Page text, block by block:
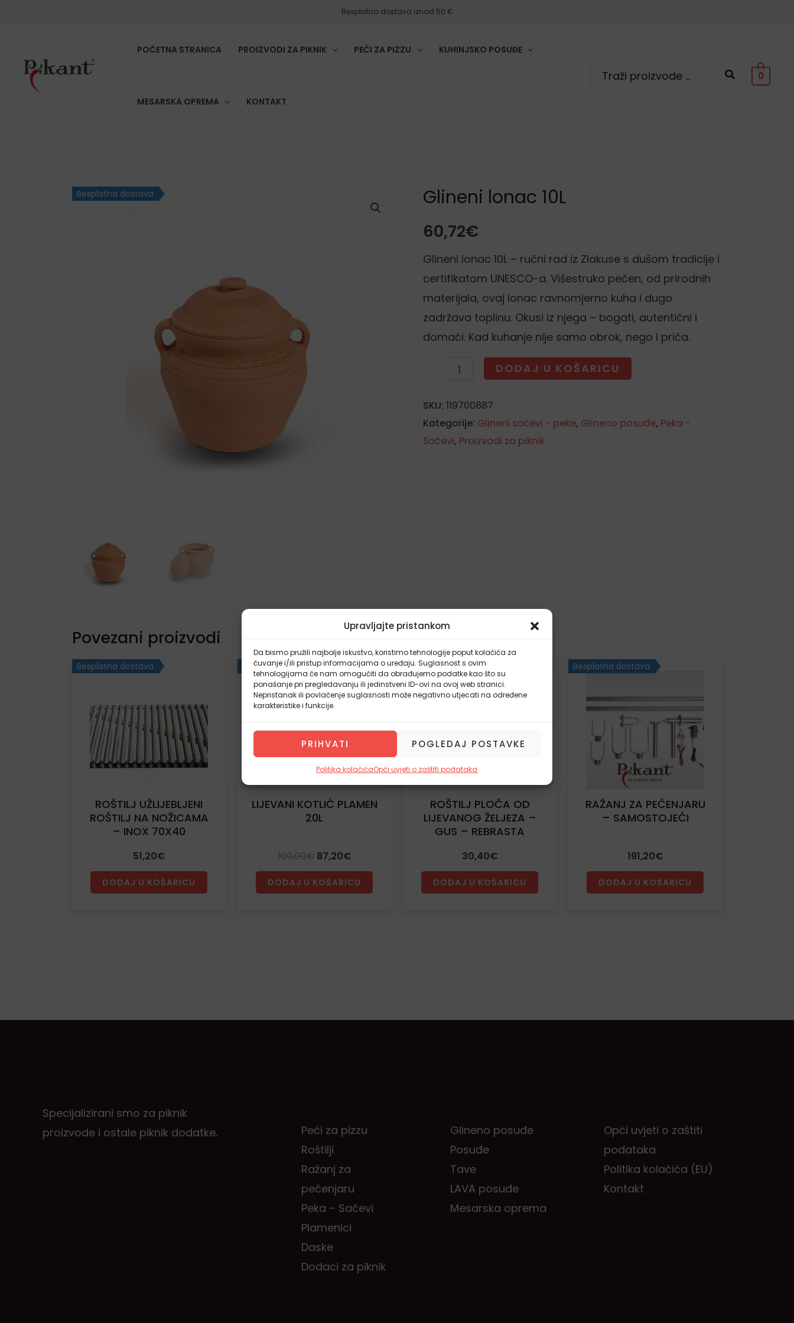
Upravljajte pristankom
Da bismo pružili najbolje iskustvo, koristimo tehnologije poput kolačića za
čuvanje i/ili pristup informacijama o uređaju. Suglasnost s ovim
tehnologijama će nam omogućiti da obrađujemo podatke kao što su
ponašanje pri pregledavanju ili jedinstveni ID-ovi na ovoj web stranici.
Nepristanak ili povlačenje suglasnosti može negativno utjecati na određene
karakteristike i funkcije.
PRIHVATI POGLEDAJ POSTAVKE
Politika kolačićaOpći uvjeti o zaštiti podataka
Besplatna dostava iznad 50 €
POČETNA STRANICA PROIZVODI ZA PIKNIK PEĆI ZA PIZZU KUHINJSKO POSUĐE
MESARSKA OPREMA KONTAKT
Search
for:
0
Besplatna dostava Glineni lonac 10L
60,72€
Glineni lonac 10L – ručni rad iz Zlakuse s dušom tradicije i
certifikatom UNESCO-a. Višestruko pečen, od prirodnih
materijala, ovaj lonac ravnomjerno kuha i dugo
zadržava toplinu. Okusi iz njega – bogati, autentični i
domaći. Kad kuhanje nije samo obrok, nego i priča.
Glineni
10L
količina
DODAJ U KOŠARICU
SKU: 119700887
Kategorije: Glineni sačevi - peke, Glineno posuđe, Peka -
Sačevi, Proizvodi za piknik
Povezani proizvodi
Besplatna dostava
ROŠTILJ UŽLIJEBLJENI
ROŠTILJ NA NOŽICAMA
– INOX 70X40
51,20€
DODAJ U KOŠARICU
-13%
Besplatna dostava
LIJEVANI KOTLIĆ PLAMEN
20L
100,00€
Izvorna
cijena
bila
je:
100,00€.
87,20€
Trenutna
cijena
je:
87,20€.
DODAJ U KOŠARICU
ROŠTILJ PLOČA OD
LIJEVANOG ŽELJEZA –
GUS – REBRASTA
30,40€
DODAJ U KOŠARICU
Besplatna dostava
RAŽANJ ZA PEČENJARU
– SAMOSTOJEĆI
191,20€
DODAJ U KOŠARICU
Specijalizirani smo za piknik
proizvode i ostale piknik dodatke.
Peći za pizzu
Roštilji
Ražanj za
pečenjaru
Peka – Sačevi
Plamenici
Daske
Dodaci za piknik
Glineno posuđe
Posuđe
Tave
LAVA posuđe
Mesarska oprema
Opći uvjeti o zaštiti
podataka
Politika kolačića (EU)
Kontakt